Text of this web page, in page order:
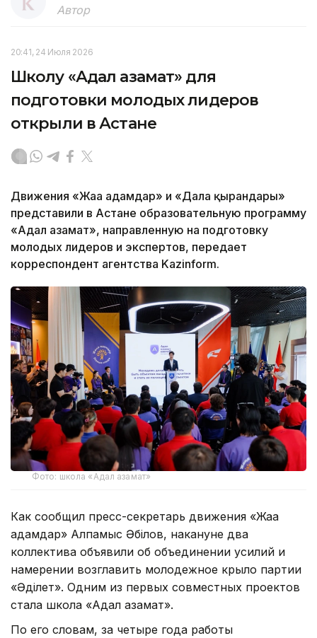
Автор
20:41, 24 Июля 2026
Школу «Адал азамат» для
подготовки молодых лидеров
открыли в Астане
Движения «Жаңа адамдар» и «Дала қырандары»
представили в Астане образовательную программу
«Адал азамат», направленную на подготовку
молодых лидеров и экспертов, передает
корреспондент агентства Kazinform.
Фото: школа «Адал азамат»
Как сообщил пресс-секретарь движения «Жаңа
адамдар» Алпамыс Әбілов, накануне два
коллектива объявили об объединении усилий и
намерении возглавить молодежное крыло партии
«Әділет». Одним из первых совместных проектов
стала школа «Адал азамат».
По его словам, за четыре года работы